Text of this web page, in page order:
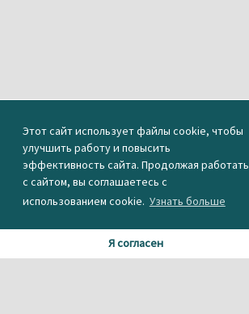
Этот сайт использует файлы cookie, чтобы
улучшить работу и повысить
эффективность сайта. Продолжая работать
с сайтом, вы соглашаетесь с
использованием cookie. Узнать больше
Я согласен